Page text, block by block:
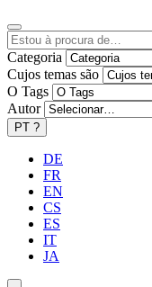
Categoria
Cujos temas são
O Tags
Autor
PT ?
DE
FR
EN
CS
ES
IT
JA